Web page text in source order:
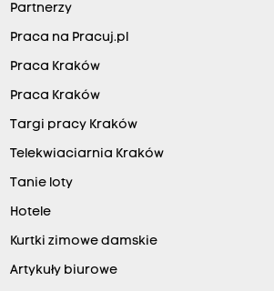
Partnerzy
Praca na Pracuj.pl
Praca Kraków
Praca Kraków
Targi pracy Kraków
Telekwiaciarnia Kraków
Tanie loty
Hotele
Kurtki zimowe damskie
Artykuły biurowe